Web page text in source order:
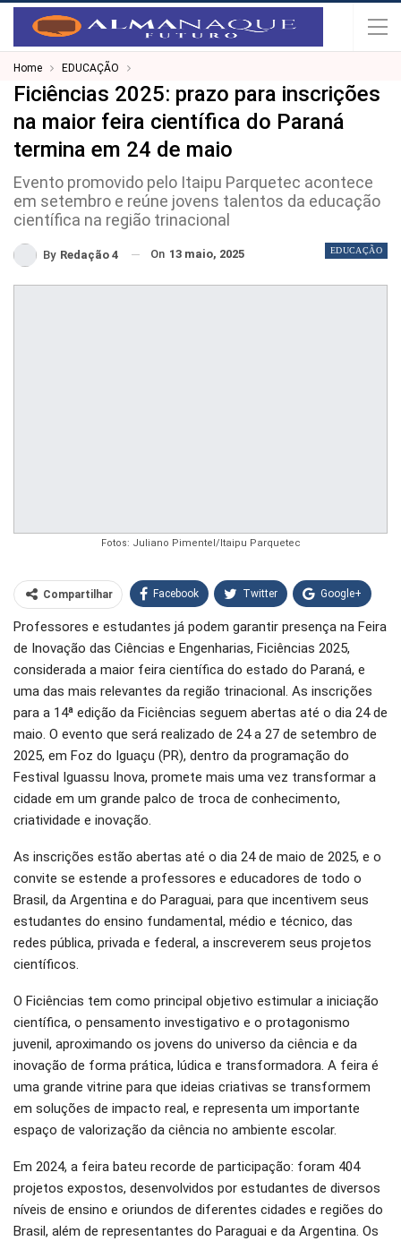
Home EDUCAÇÃO
Ficiências 2025: prazo para inscrições
na maior feira científica do Paraná
termina em 24 de maio
Evento promovido pelo Itaipu Parquetec acontece
em setembro e reúne jovens talentos da educação
científica na região trinacional
EDUCAÇÃO
By Redação 4 On 13 maio, 2025
Fotos: Juliano Pimentel/Itaipu Parquetec
Compartilhar Facebook Twitter Google+
WhatsApp Pinterest
O email
Professores e estudantes já podem garantir presença na Feira
de Inovação das Ciências e Engenharias, Ficiências 2025,
considerada a maior feira científica do estado do Paraná, e
uma das mais relevantes da região trinacional. As inscrições
para a 14ª edição da Ficiências seguem abertas até o dia 24 de
maio. O evento que será realizado de 24 a 27 de setembro de
2025, em Foz do Iguaçu (PR), dentro da programação do
Festival Iguassu Inova, promete mais uma vez transformar a
cidade em um grande palco de troca de conhecimento,
criatividade e inovação.
As inscrições estão abertas até o dia 24 de maio de 2025, e o
convite se estende a professores e educadores de todo o
Brasil, da Argentina e do Paraguai, para que incentivem seus
estudantes do ensino fundamental, médio e técnico, das
redes pública, privada e federal, a inscreverem seus projetos
científicos.
O Ficiências tem como principal objetivo estimular a iniciação
científica, o pensamento investigativo e o protagonismo
juvenil, aproximando os jovens do universo da ciência e da
inovação de forma prática, lúdica e transformadora. A feira é
uma grande vitrine para que ideias criativas se transformem
em soluções de impacto real, e representa um importante
espaço de valorização da ciência no ambiente escolar.
Em 2024, a feira bateu recorde de participação: foram 404
projetos expostos, desenvolvidos por estudantes de diversos
níveis de ensino e oriundos de diferentes cidades e regiões do
Brasil, além de representantes do Paraguai e da Argentina. Os